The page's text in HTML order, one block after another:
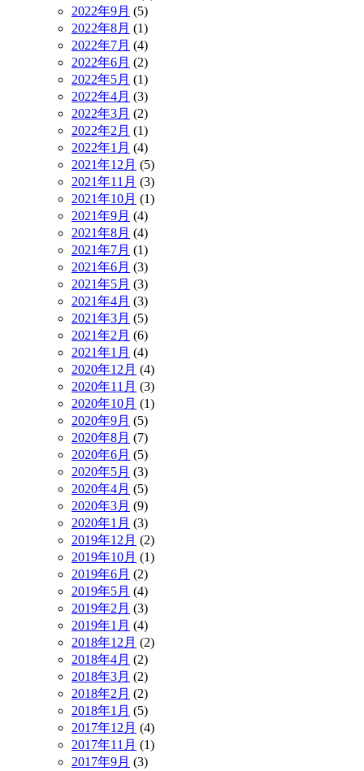
2022年9月 (5)
2022年8月 (1)
2022年7月 (4)
2022年6月 (2)
2022年5月 (1)
2022年4月 (3)
2022年3月 (2)
2022年2月 (1)
2022年1月 (4)
2021年12月 (5)
2021年11月 (3)
2021年10月 (1)
2021年9月 (4)
2021年8月 (4)
2021年7月 (1)
2021年6月 (3)
2021年5月 (3)
2021年4月 (3)
2021年3月 (5)
2021年2月 (6)
2021年1月 (4)
2020年12月 (4)
2020年11月 (3)
2020年10月 (1)
2020年9月 (5)
2020年8月 (7)
2020年6月 (5)
2020年5月 (3)
2020年4月 (5)
2020年3月 (9)
2020年1月 (3)
2019年12月 (2)
2019年10月 (1)
2019年6月 (2)
2019年5月 (4)
2019年2月 (3)
2019年1月 (4)
2018年12月 (2)
2018年4月 (2)
2018年3月 (2)
2018年2月 (2)
2018年1月 (5)
2017年12月 (4)
2017年11月 (1)
2017年9月 (3)